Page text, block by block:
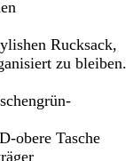
Rucksack,
zu bleiben.
obere Tasche